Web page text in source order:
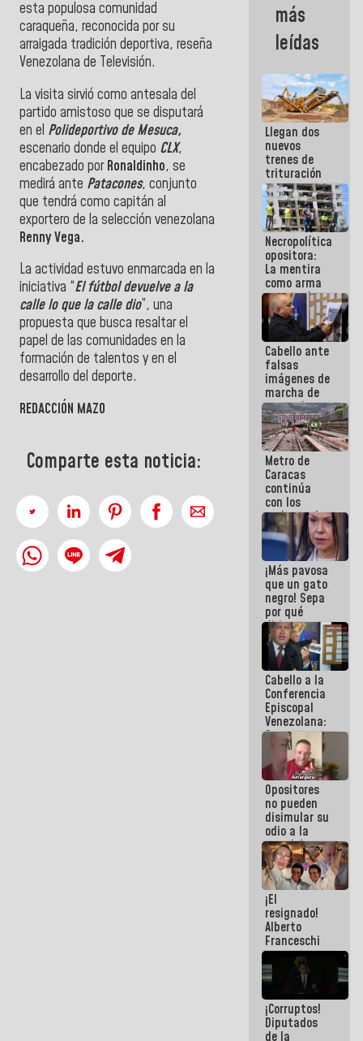
esta populosa comunidad
caraqueña, reconocida por su
arraigada tradición deportiva, reseña
Venezolana de Televisión.
La visita sirvió como antesala del
partido amistoso que se disputará
en el Polideportivo de Mesuca,
escenario donde el equipo CLX,
encabezado porRonaldinho, se
medirá ante Patacones, conjunto
que tendrá como capitán al
exportero de la selección venezolana
Renny Vega.
La actividad estuvo enmarcada en la
iniciativa “El fútbol devuelve a la
calle lo que la calle dio”, una
propuesta que busca resaltar el
papel de las comunidades en la
formación de talentos y en el
desarrollo del deporte.
REDACCIÓN MAZO
Comparte esta noticia:
estamos
haciendo
más
leídas
Llegan dos
nuevos
trenes de
trituración
para
optimizar
manejo de
escombros
en La Guaira
Necropolítica
opositora:
La mentira
como arma
contra el
Pueblo
Cabello ante
falsas
imágenes de
marcha de
extremistas:
Son unos
coberos,
viven de la
mentira
Metro de
Caracas
continúa
con los
trabajos de
mantenimiento
e inspección
en la Línea 2
¡Más pavosa
que un gato
negro! Sepa
por qué
dirigentes
opositores
se
desmarcan
de La Sayo
Cabello a la
Conferencia
Episcopal
Venezolana:
Son unos
inmorales,
ni una
botella de
agua han
llevado
Opositores
no pueden
disimular su
odio a la
paz del
pueblo
¡El
resignado!
Alberto
Franceschi
muestra su
frustración
ante
burguesía
de siempre
¡Corruptos!
Diputados
de la